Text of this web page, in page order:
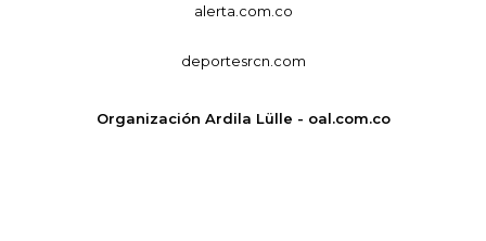
alerta.com.co
deportesrcn.com
Organización Ardila Lülle - oal.com.co